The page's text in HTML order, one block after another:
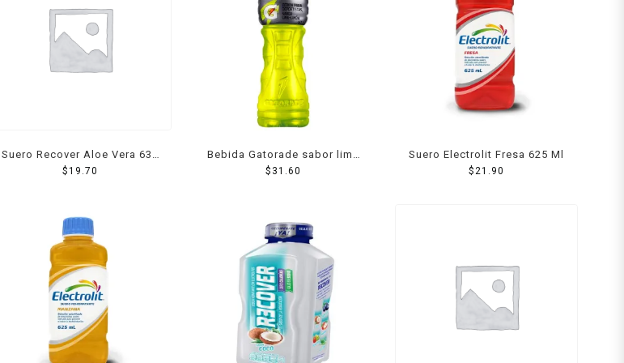
Suero Recover Aloe Vera 630
Ml
$19.70
Bebida Gatorade sabor lima
limón 1 l
$ 31.60
Suero Electrolit Fresa 625 Ml
$21.90